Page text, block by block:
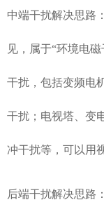
中端干扰解决思路
见，属于“环境电
干扰，包括变频电
干扰；电视塔、变
冲干扰等，可以用
后端干扰解决思路